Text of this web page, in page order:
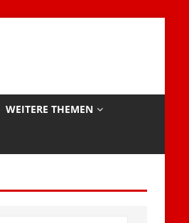
WEITERE THEMEN